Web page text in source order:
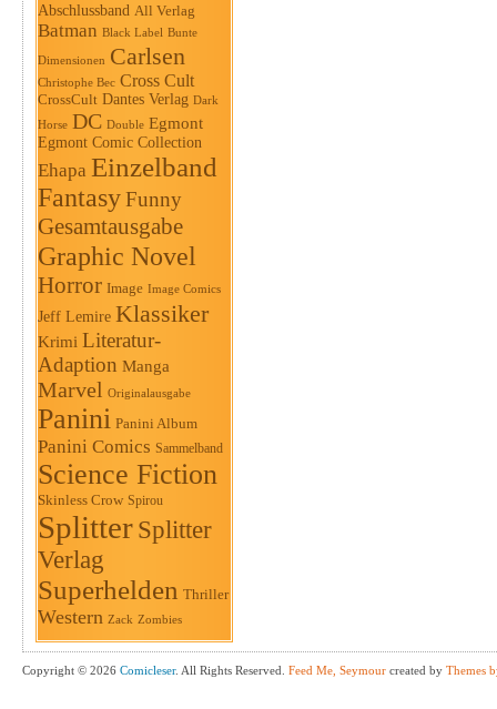
Abschlussband All Verlag
Batman Black Label Bunte
Dimensionen Carlsen
Christophe Bec Cross Cult
CrossCult Dantes Verlag Dark
Horse DC Double Egmont
Egmont Comic Collection
Ehapa Einzelband
FantasyFunny
Gesamtausgabe
Graphic Novel
Horror Image Image Comics
Jeff Lemire Klassiker
Krimi Literatur-
Adaption Manga
Marvel Originalausgabe
Panini Panini Album
Panini Comics Sammelband
Science Fiction
Skinless Crow Spirou
Splitter Splitter
Verlag
Superhelden Thriller
Western Zack Zombies
Copyright © 2026 Comicleser. All Rights Reserved. Feed Me, Seymour created by Themes